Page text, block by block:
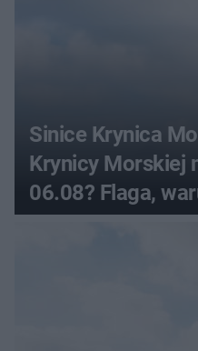
Sinice Krynica
Krynicy Morskiej
06.08? Flaga,